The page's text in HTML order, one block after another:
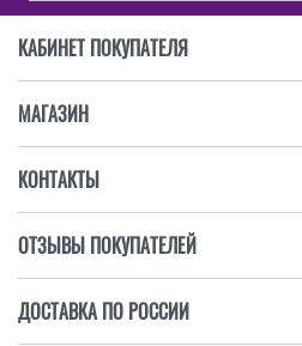
КАБИНЕТ ПОКУПАТЕЛЯ
МАГАЗИН
КОНТАКТЫ
ОТЗЫВЫ ПОКУПАТЕЛЕЙ
ДОСТАВКА ПО РОССИИ